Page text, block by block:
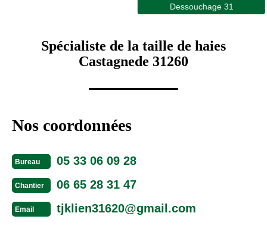
Dessouchage 31
Spécialiste de la taille de haies
Castagnede 31260
Nos coordonnées
Bureau 05 33 06 09 28
Chantier 06 65 28 31 47
Email tjklien31620@gmail.com